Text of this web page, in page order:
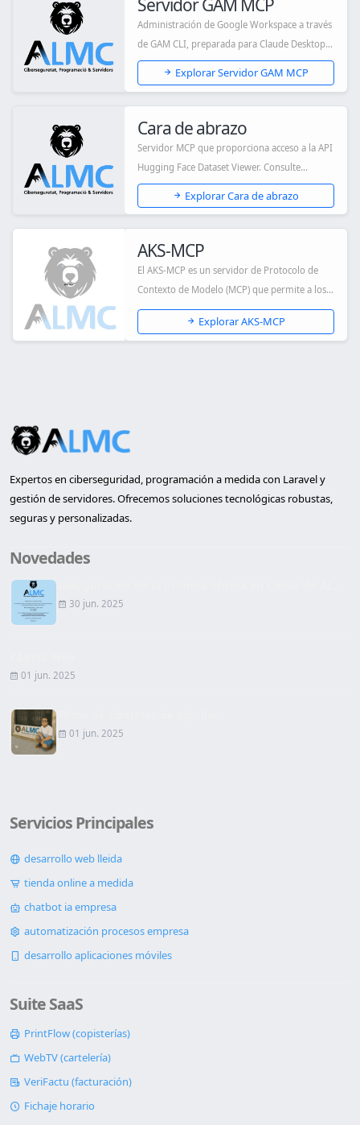
Servidor GAM MCP
Administración de Google Workspace a través
de GAM CLI, preparada para Claude Desktop y
Mo...
Explorar Servidor GAM MCP
Cara de abrazo
Servidor MCP que proporciona acceso a la API
Hugging Face Dataset Viewer. Consulte
conjunt...
Explorar Cara de abrazo
AKS-MCP
El AKS-MCP es un servidor de Protocolo de
Contexto de Modelo (MCP) que permite a los
asist...
Explorar AKS-MCP
Expertos en ciberseguridad, programación a medida con Laravel y
gestión de servidores. Ofrecemos soluciones tecnológicas robustas,
seguras y personalizadas.
Novedades
30 jun. 2025
01 jun. 2025
01 jun. 2025
Servicios Principales
desarrollo web lleida
tienda online a medida
chatbot ia empresa
automatización procesos empresa
desarrollo aplicaciones móviles
Suite SaaS
PrintFlow (copisterías)
WebTV (cartelería)
VeriFactu (facturación)
Fichaje horario